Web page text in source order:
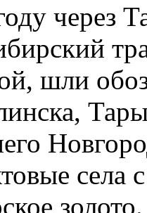
через
шли
села